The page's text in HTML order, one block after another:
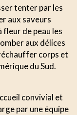
tenter par les
aux saveurs
fleur de peau les
aux délices
corps et
du Sud.
convivial et
par une équipe